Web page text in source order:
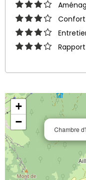
Chambre
+
−